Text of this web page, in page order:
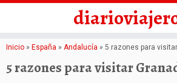
Saltar
contenido
Inicio » España » Andalucía » 5 razones para
5 razones para visitar